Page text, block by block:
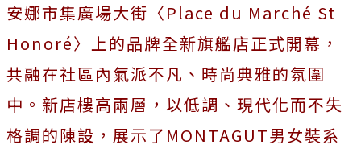
安娜市集廣場大街〈Place du Marché St
Honoré〉上的品牌全新旗艦店正式開幕，
共融在社區內氣派不凡、時尚典雅的氛圍
中。新店樓高兩層，以低調、現代化而不失
格調的陳設，展示了MONTAGUT男女裝系